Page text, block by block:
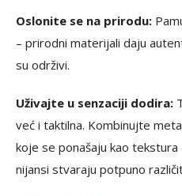
Oslonite se na prirodu:
– prirodni materijali daju
su održivi.
Uživajte u senzaciji dodira:
već i taktilna. Kombinujte
koje se ponašaju kao
nijansi stvaraju potpuno